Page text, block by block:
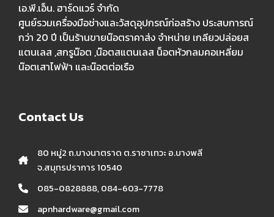
เอ.พี.เอ็น. ฮาร์ดแวร์ จำกัด
ศูนย์รวมเครื่องมือช่างและวัสดุอุปกรณ์ก่อสร้าง ประสบการณ์
กว่า 20 ปี เป็นร้านขายน๊อตราคาส่ง จำหน่าย เกลียวปล่อยส
แตนเลส ,สกรูน๊อต ,น๊อตสแตนเลส น็อตหัวกลมคอเหลี่ยม
น๊อตเสาไฟฟ้า และน๊อตต่อเรือ
Contact Us
80 หมู่2 ถ.บางนาตราด ต.ราชาเทวะ อ.บางพลี
จ.สมุทรปราการ 10540
085-0828888, 084-603-7778
apnhardware@gmail.com